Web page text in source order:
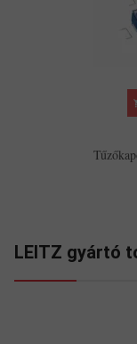
LEITZ gyártó